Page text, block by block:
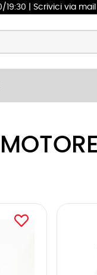
| Scrivici via mail